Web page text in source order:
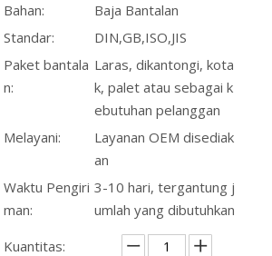
Bahan:
Baja Bantalan
Standar:
DIN,GB,ISO,JIS
Paket bantala
n:
Laras, dikantongi, kota
k, palet atau sebagai k
ebutuhan pelanggan
Melayani:
Layanan OEM disediak
an
Waktu Pengiri
man:
3-10 hari, tergantung j
umlah yang dibutuhkan
Kuantitas: